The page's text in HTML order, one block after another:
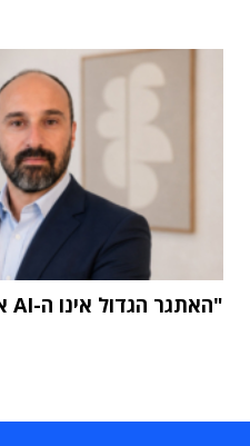
"האתגר הגדול אינו ה-AI אלא הטמעתה בארגון"